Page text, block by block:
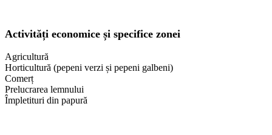
Activități economice și specifice zonei
Agricultură
Horticultură (pepeni verzi și pepeni galbeni)
Comerț
Prelucrarea lemnului
Împletituri din papură